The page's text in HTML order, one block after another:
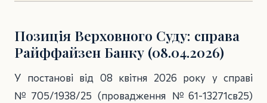
Позиція Верховного Суду: справа
Райффайзен Банку (08.04.2026)
У постанові від 08 квітня 2026 року у справі
№705/1938/25 (провадження №61-13271св25)